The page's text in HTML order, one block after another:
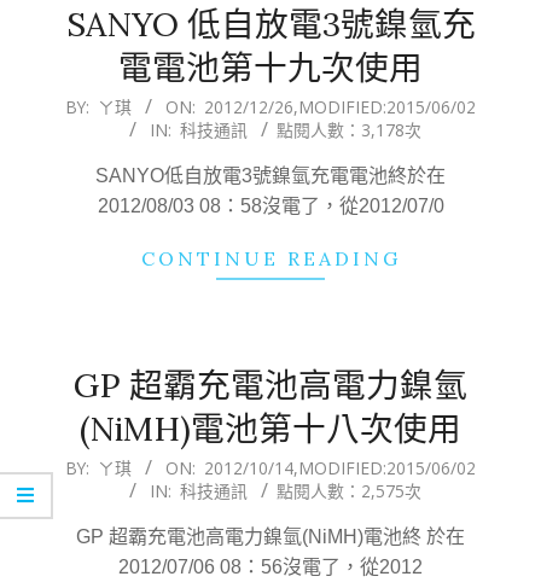
SANYO 低自放電3號鎳氫充
電電池第十九次使用
2012-
BY: ㄚ琪 ON: 2012/12/26,MODIFIED:2015/06/02
IN: 科技通訊 點閱人數：3,178次
SANYO低自放電3號鎳氫充電電池終於在
2012/08/03 08：58沒電了，從2012/07/0
CONTINUE READING
GP 超霸充電池高電力鎳氫
(NiMH)電池第十八次使用
2012-
BY: ㄚ琪 ON: 2012/10/14,MODIFIED:2015/06/02
IN: 科技通訊 點閱人數：2,575次
GP 超霸充電池高電力鎳氫(NiMH)電池終 於在
2012/07/06 08：56沒電了，從2012